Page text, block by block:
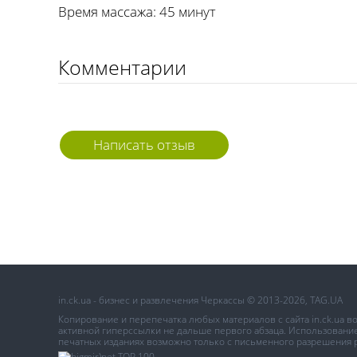
Время массажа: 45 минут
Комментарии
Написать отзыв
in.ck.ua - бизнес и развлечения Черкассы © 2013-2026, TAG.UA
Копирование и перепечатка любых материалов с сайта in.ck.ua
активной гиперссылки не дальше первого абзаца.
печатных изданиях возможно только с письменного разрешения